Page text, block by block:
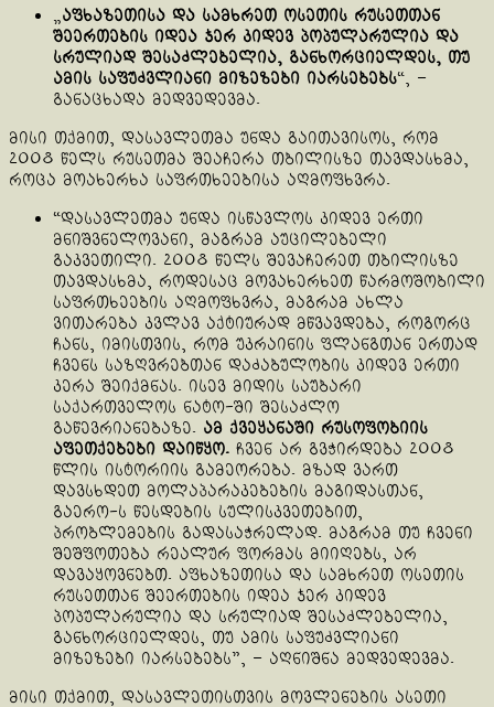
„აფხაზეთისა და სამხრეთ ოსეთის რუსეთთან
შეერთების იდეა ჯერ კიდევ პოპულარულია და
სრულიად შესაძლებელია, განხორციელდეს, თუ
ამის საფუძვლიანი მიზეზები იარსებებს“, –
განაცხადა მედვედევმა.
მისი თქმით, დასავლეთმა უნდა გაითავისოს, რომ
2008 წელს რუსეთმა შეაჩერა თბილისზე თავდასხმა,
როცა მოახერხა საფრთხეებისა აღმოფხვრა.
“დასავლეთმა უნდა ისწავლოს კიდევ ერთი
მნიშვნელოვანი, მაგრამ აუცილებელი
გაკვეთილი. 2008 წელს შევაჩერეთ თბილისზე
თავდასხმა, როდესაც მოვახერხეთ წარმოშობილი
საფრთხეების აღმოფხვრა, მაგრამ ახლა
ვითარება კვლავ აქტიურად მწვავდება, როგორც
ჩანს, იმისთვის, რომ უკრაინის ფლანგთან ერთად
ჩვენს საზღვრებთან დაძაბულობის კიდევ ერთი
კერა შეიქმნას. ისევ მიდის საუბარი
საქართველოს ნატო-ში შესაძლო
გაწევრიანებაზე. ამ ქვეყანაში რუსოფობიის
აფეთქებები დაიწყო. ჩვენ არ გვჭირდება 2008
წლის ისტორიის გამეორება. მზად ვართ
დავსხდეთ მოლაპარაკებების მაგიდასთან,
გაერო-ს წესდების სულისკვეთებით,
პრობლემების გადასაჭრელად. მაგრამ თუ ჩვენი
შეშფოთება რეალურ ფორმას მიიღებს, არ
დავაყოვნებთ. აფხაზეთისა და სამხრეთ ოსეთის
რუსეთთან შეერთების იდეა ჯერ კიდევ
პოპულარულია და სრულიად შესაძლებელია,
განხორციელდეს, თუ ამის საფუძვლიანი
მიზეზები იარსებებს”, – აღნიშნა მედვედევმა.
მისი თქმით, დასავლეთისთვის მოვლენების ასეთი